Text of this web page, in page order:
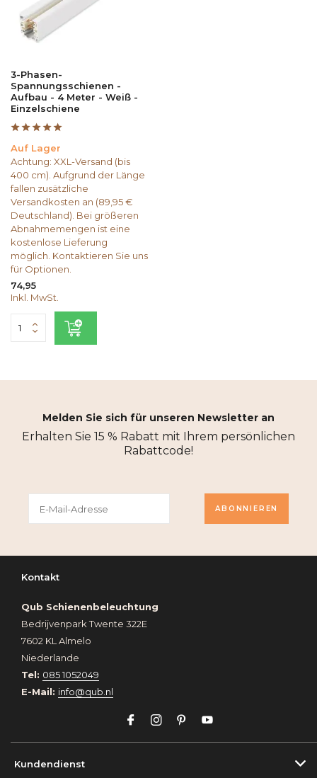
3-Phasen-
Spannungsschienen -
Aufbau - 4 Meter - Weiß -
Einzelschiene
Auf Lager
Achtung: XXL-Versand (bis
400 cm). Aufgrund der Länge
fallen zusätzliche
Versandkosten an (89,95 €
Deutschland). Bei größeren
Abnahmemengen ist eine
kostenlose Lieferung
möglich. Kontaktieren Sie uns
für Optionen.
74,95
Inkl. MwSt.
Melden Sie sich für unseren Newsletter an
Erhalten Sie 15 % Rabatt mit Ihrem persönlichen
Rabattcode!
ABONNIEREN
Kontakt
Qub Schienenbeleuchtung
Bedrijvenpark Twente 322E
7602 KL Almelo
Niederlande
Tel: 085 1052049
E-Mail: info@qub.nl
Kundendienst